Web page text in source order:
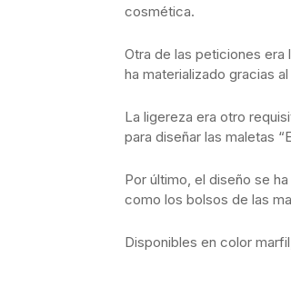
cosmética.
Otra de las peticiones era
ha materializado gracias
La ligereza era otro
para diseñar las maletas
Por último, el diseño se
como los bolsos de las
Disponibles en color